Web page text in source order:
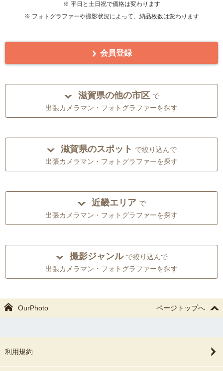
※ 平日と土日祝で価格は変わります
※ フォトグラファーや撮影状況によって、納品枚数は変わります
会員登録
滋賀県の他の市区 で
出張カメラマン・フォトグラファーを探す
滋賀県のスポット で絞り込んで
出張カメラマン・フォトグラファーを探す
近畿エリア で
出張カメラマン・フォトグラファーを探す
撮影ジャンル で絞り込んで
出張カメラマン・フォトグラファーを探す
OurPhoto ページトップへ
利用規約